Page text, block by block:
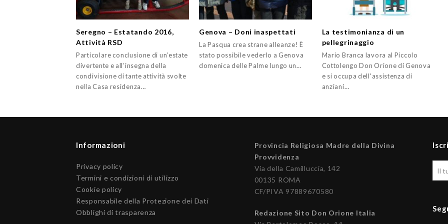
Seregno – Estatando 2016,
Attività RSD
Particolare conclusione di un’estate
divertente e all’insegna della
condivisione di tante attività svolte
nella Casa residenza…
Genova – Doni inaspettati
La Pasqua crea strane alleanze! È
stato possibile vederlo a Genova
domenica delle Palme lungo un…
La testimonianza di un
pellegrinaggio
Mario Branca lavora al Piccolo
Cottolengo Don Orione di Genova
e si occupa dell'assistenza di
anziani…
Informazioni
Privacy policy
Termini e condizioni di utilizzo
Cookie policy
Responsabile della Protezione dei Dati
Obblighi di trasparenza
Provincia Religiosa Madre della Divina
Provvidenza
Via della Camilluccia, 142
00135 ROMA
CF/PIVA 97889670580
Redazione Sito Don Orione Italia